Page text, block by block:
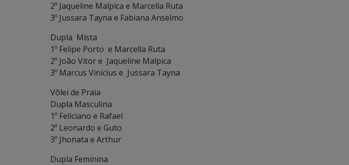
2º Jaqueline Malpica e Marcella Ruta
3º Jussara Tayna e Fabiana Anselmo
Dupla Mista
1º Felipe Porto e Marcella Ruta
2º João Vitor e Jaqueline Malpica
3º Marcus Vinicius e Jussara Tayna
Vôlei de Praia
Dupla Masculina
1º Feliciano e Rafael
2º Leonardo e Guto
3º Jhonata e Arthur
Dupla Feminina